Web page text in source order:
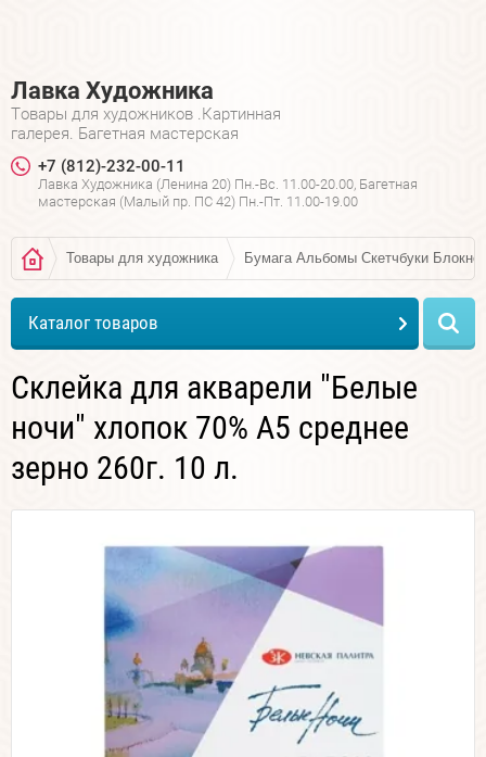
Лавка Художника
Товары для художников .Картинная
галерея. Багетная мастерская
+7 (812)-232-00-11
Лавка Художника (Ленина 20) Пн.-Вс. 11.00-20.00, Багетная
мастерская (Малый пр. ПС 42) Пн.-Пт. 11.00-19.00
Товары для художника Бумага Альбомы Скетчбуки
Каталог товаров
Склейка для акварели "Белые
ночи" хлопок 70% А5 среднее
зерно 260г. 10 л.